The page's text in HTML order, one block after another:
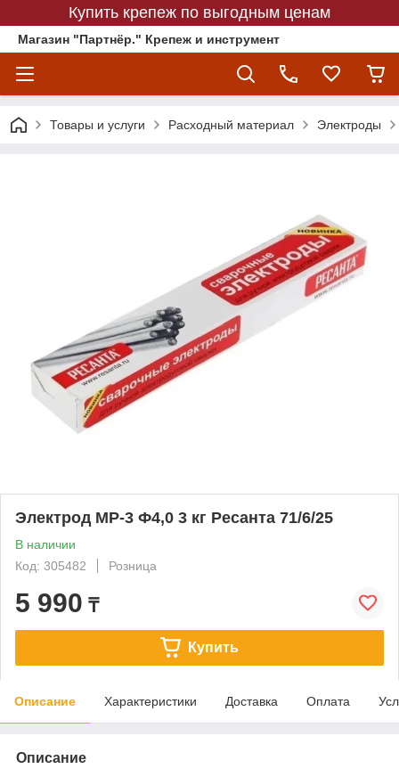
Купить крепеж по выгодным ценам
Магазин "Партнёр." Крепеж и инструмент
Товары и услуги Расходный материал Электроды
Электрод МР-3 Ф4,0 3 кг Ресанта 71/6/25
В наличии
Код: 305482
Розница
5 990 ₸
Купить
Описание Характеристики Доставка Оплата
Описание